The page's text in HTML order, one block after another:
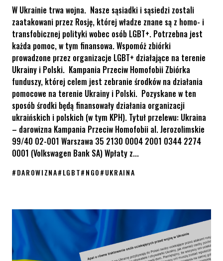
W Ukrainie trwa wojna. Nasze sąsiadki i sąsiedzi zostali
zaatakowani przez Rosję, której władze znane są z homo- i
transfobicznej polityki wobec osób LGBT+. Potrzebna jest
każda pomoc, w tym finansowa. Wspomóż zbiórki
prowadzone przez organizacje LGBT+ działające na terenie
Ukrainy i Polski. Kampania Przeciw Homofobii Zbiórka
funduszy, której celem jest zebranie środków na działania
pomocowe na terenie Ukrainy i Polski. Pozyskane w ten
sposób środki będą finansowały działania organizacji
ukraińskich i polskich (w tym KPH). Tytuł przelewu: Ukraina
– darowizna Kampania Przeciw Homofobii al. Jerozolimskie
99/40 02-001 Warszawa 35 2130 0004 2001 0344 2274
0001 (Volkswagen Bank SA) Wpłaty z...
#DAROWIZNA#LGBT#NGO#UKRAINA